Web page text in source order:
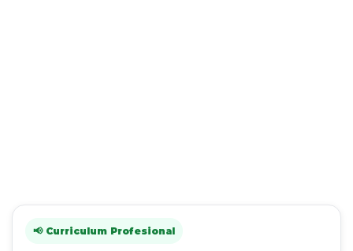
📢 Curriculum Profesional